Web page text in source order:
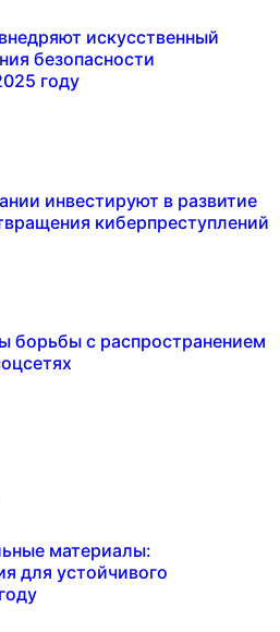
искусственный
безопасности
году
инвестируют в развитие
киберпреступлений
борьбы с распространением
материалы:
для устойчивого